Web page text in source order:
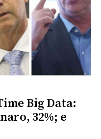
Big Data:
32%; e